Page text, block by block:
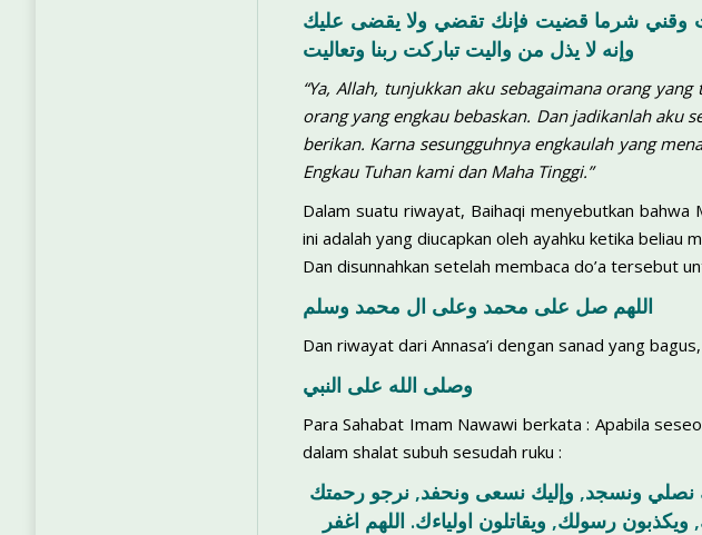
وقني شرما قضيت فإنك تقضي ولا يقضى عليك
وإنه لا يذل من واليت تباركت ربنا وتعاليت
“Ya, Allah, tunjukkan aku sebagaimana orang
orang yang engkau bebaskan. Dan jadikanlah aku
berikan. Karna sesungguhnya engkaulah yang
Engkau Tuhan kami dan Maha Tinggi.”
Dalam suatu riwayat, Baihaqi menyebutkan bahwa
ini adalah yang diucapkan oleh ayahku ketika beliau
Dan disunnahkan setelah membaca do’a tersebut
اللهم صل على محمد وعلى ال محمد وسلم
Dan riwayat dari Annasa’i dengan sanad yang
وصلى الله على النبي
Para Sahabat Imam Nawawi berkata : Apabila
dalam shalat subuh sesudah ruku :
نصلي ونسجد, وإليك نسعى ونحفد, نرجو رحمتك
رسولك, ويقاتلون اولياءك. اللهم اغفر